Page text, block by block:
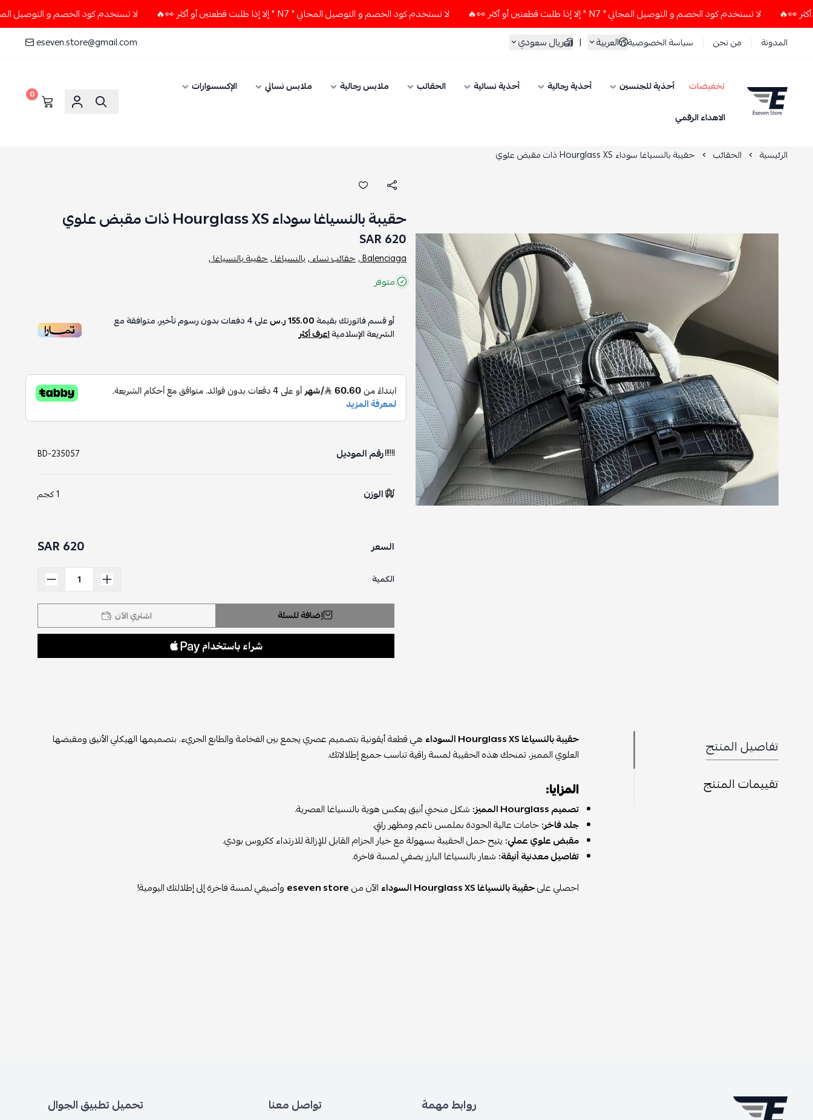
لا تستخدم كود الخصم و التوصيل المجاني " N7 " إلا إذا طلبت قطعتين أو أكثر 👀🔥 لا تستخدم كود الخصم و التوصيل المجاني " N7 " إلا إذا طلبت قطعتين أو أكثر 👀🔥 لا تستخدم كود الخصم و التوصيل المجاني " N7 " إلا إذا طلبت قطعتين أو أكثر 👀🔥
المدونة من نحن سياسة الخصوصية العربية | ريال سعودي eseven.store@gmail.com
ESEVEN STORE
تخفيضات أحذية للجنسين أحذية رجالية أحذية نسائية الحقائب ملابس رجالية ملابس نسائي
الإكسسوارات
الاهداء الرقمي
0
الرئيسية الحقائب حقيبة بالنسياغا سوداء Hourglass XS ذات مقبض علوي
حقيبة بالنسياغا سوداء Hourglass XS ذات مقبض علوي
620 SAR
Balenciaga , حقائب نساء ,بالنسياغا ,حقيبة بالنسياغا ,
متوفر
أو قسم فاتورتك بقيمة155.00 ر.س على4دفعات بدون رسوم تأخير، متوافقة مع
الشريعة الإسلاميةاعرف أكثر
رقم الموديل BD-235057
الوزن 1 كجم
السعر 620 SAR
الكمية
إضافة للسلة اشتري الآن
تفاصيل المنتج
تقييمات المنتج
حقيبة بالنسياغا Hourglass XS السوداء
هي قطعة أيقونية بتصميم عصري يجمع بين الفخامة والطابع الجريء. بتصميمها الهيكلي الأنيق ومقبضها
العلوي المميز، تمنحك هذه الحقيبة لمسة راقية تناسب جميع إطلالاتك.
المزايا:
تصميم Hourglass المميز:
شكل منحني أنيق يعكس هوية بالنسياغا العصرية.
جلد فاخر:خامات عالية الجودة بملمس ناعم ومظهر راقٍ.
مقبض علوي عملي: يتيح حمل الحقيبة بسهولة مع خيار الحزام القابل للإزالة للارتداء ككروس بودي.
تفاصيل معدنية أنيقة: شعار بالنسياغا البارز يضفي لمسة فاخرة.
احصلي علىحقيبة بالنسياغا Hourglass XS السوداء الآن منeseven store وأضيفي لمسة فاخرة إلى إطلالتك اليومية!
روابط مهمة تواصل معنا تحميل تطبيق الجوال